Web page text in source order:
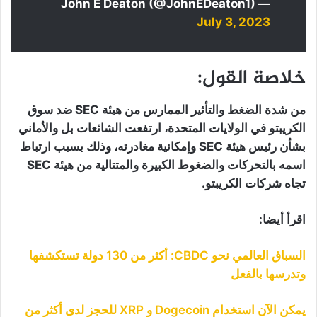
— John E Deaton (@JohnEDeaton1)
July 3, 2023
خلاصة القول:
من شدة الضغط والتأثير الممارس من هيئة SEC ضد سوق
الكريبتو في الولايات المتحدة، ارتفعت الشائعات بل والأماني
بشأن رئيس هيئة SEC وإمكانية مغادرته، وذلك بسبب ارتباط
اسمه بالتحركات والضغوط الكبيرة والمتتالية من هيئة SEC
تجاه شركات الكريبتو.
اقرأ أيضا:
السباق العالمي نحو CBDC: أكثر من 130 دولة تستكشفها
وتدرسها بالفعل
يمكن الآن استخدام Dogecoin و XRP للحجز لدى أكثر من